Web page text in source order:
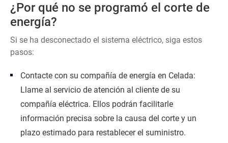
¿Por qué no se programó el corte de
energía?
Si se ha desconectado el sistema eléctrico, siga estos
pasos:
Contacte con su compañía de energía en Celada:
Llame al servicio de atención al cliente de su
compañía eléctrica. Ellos podrán facilitarle
información precisa sobre la causa del corte y un
plazo estimado para restablecer el suministro.